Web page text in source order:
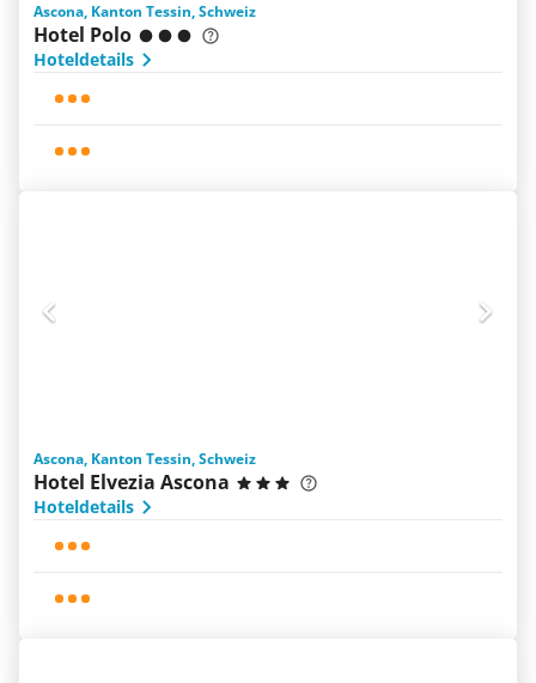
Ascona, Kanton Tessin, Schweiz
Hotel Polo
Hoteldetails
Ascona, Kanton Tessin, Schweiz
Hotel Elvezia Ascona
Hoteldetails